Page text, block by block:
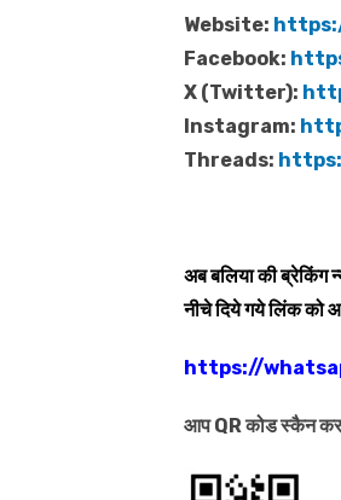
Website:
Facebook:
X (Twitter):
Instagram:
Threads:
अब बलिया की ब्रेकिंग
नीचे दिये गये लिंक
https://
आप QR कोड स्कैन